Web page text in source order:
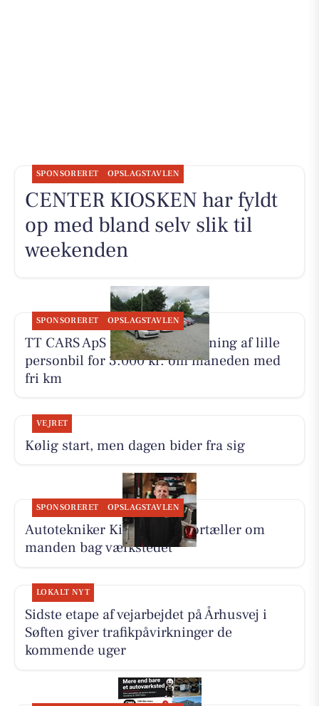
SPONSORERET OPSLAGSTAVLEN
CENTER KIOSKEN har fyldt
op med bland selv slik til
weekenden
SPONSORERET OPSLAGSTAVLEN
TT CARS ApS tilbyder biludlejning af lille
personbil for 3.000 kr. om måneden med
fri km
VEJRET
Kølig start, men dagen bider fra sig
SPONSORERET OPSLAGSTAVLEN
Autotekniker Kim Skytthe fortæller om
manden bag værkstedet
LOKALT NYT
Sidste etape af vejarbejdet på Århusvej i
Søften giver trafikpåvirkninger de
kommende uger